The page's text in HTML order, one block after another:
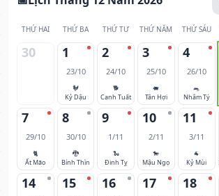
THỨ HAI THỨ BA THỨ TƯ THỨ NĂM THỨ SÁU
30 1
23/10
🐓
Kỷ Dậu
2
24/10
🐕
Canh Tuất
3
25/10
🐖
Tân Hợi
4
26/10
🐀
Nhâm Tý
7
29/10
🐈
Ất Mão
8
30/10
🐉
Bính Thìn
9
1/11
🐍
Đinh Tỵ
10
2/11
🐎
Mậu Ngọ
11
3/11
🐐
Kỷ Mùi
14 15 16 17 18